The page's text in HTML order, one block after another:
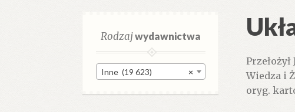
Wiedza i
oryg.
Rodzajwydawnictwa
×
Inne (19 623)